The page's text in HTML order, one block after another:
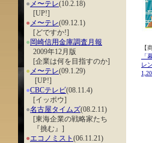
● メ〜テレ(10.2.18)
[UP!]
● メ〜テレ(09.12.1)
[どですか!]
● 岡崎信用金庫調査月報
2009年12月版
[企業は何を目指すのか]
● メ〜テレ(09.1.29)
[UP!]
●CBCテレビ(08.11.4)
[イッポウ]
●名古屋タイムズ(08.2.11)
[東海企業の戦略家たち
『挑む』]
●エコノミスト (06.11.21)
【
「
レ